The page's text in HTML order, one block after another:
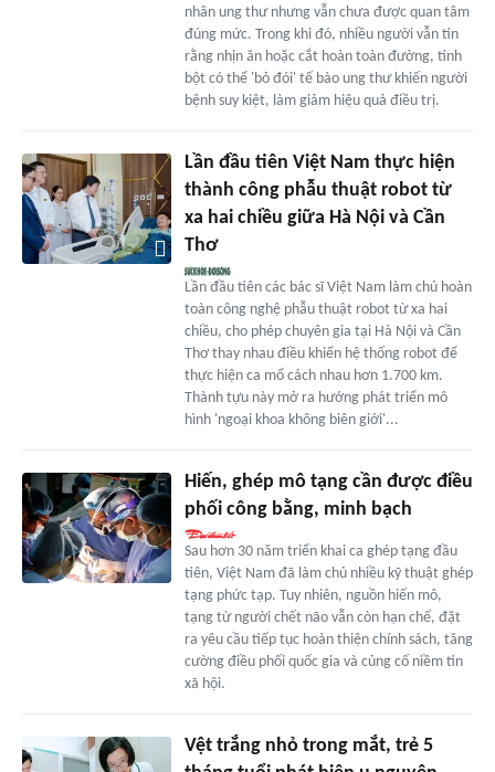
nhân ung thư nhưng vẫn chưa được quan tâm
đúng mức. Trong khi đó, nhiều người vẫn tin
rằng nhịn ăn hoặc cắt hoàn toàn đường, tinh
bột có thể 'bỏ đói' tế bào ung thư khiến người
bệnh suy kiệt, làm giảm hiệu quả điều trị.
Lần đầu tiên Việt Nam thực hiện
thành công phẫu thuật robot từ
xa hai chiều giữa Hà Nội và Cần
Thơ
Lần đầu tiên các bác sĩ Việt Nam làm chủ hoàn
toàn công nghệ phẫu thuật robot từ xa hai
chiều, cho phép chuyên gia tại Hà Nội và Cần
Thơ thay nhau điều khiển hệ thống robot để
thực hiện ca mổ cách nhau hơn 1.700 km.
Thành tựu này mở ra hướng phát triển mô
hình 'ngoại khoa không biên giới'...
Hiến, ghép mô tạng cần được điều
phối công bằng, minh bạch
Sau hơn 30 năm triển khai ca ghép tạng đầu
tiên, Việt Nam đã làm chủ nhiều kỹ thuật ghép
tạng phức tạp. Tuy nhiên, nguồn hiến mô,
tạng từ người chết não vẫn còn hạn chế, đặt
ra yêu cầu tiếp tục hoàn thiện chính sách, tăng
cường điều phối quốc gia và củng cố niềm tin
xã hội.
Vệt trắng nhỏ trong mắt, trẻ 5